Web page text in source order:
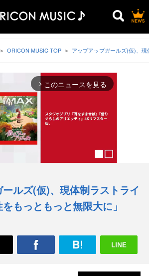
ORICON MUSIC TOP アップアップガールズ(仮)、
arrow_forward_ios このニュースを見る
M
u
t
ルズ(仮)、現体制ラストライ
もっともっと無限大に」